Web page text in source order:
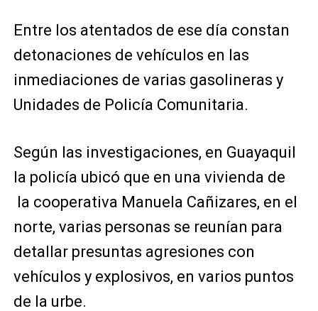
Entre los atentados de ese día constan
detonaciones de vehículos en las
inmediaciones de varias gasolineras y
Unidades de Policía Comunitaria.
Según las investigaciones, en Guayaquil
la policía ubicó que en una vivienda de
la cooperativa Manuela Cañizares, en el
norte, varias personas se reunían para
detallar presuntas agresiones con
vehículos y explosivos, en varios puntos
de la urbe.